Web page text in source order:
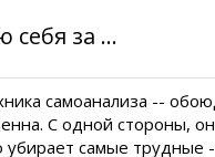
за ...
самоанализа --
С одной стороны,
убирает самые трудные